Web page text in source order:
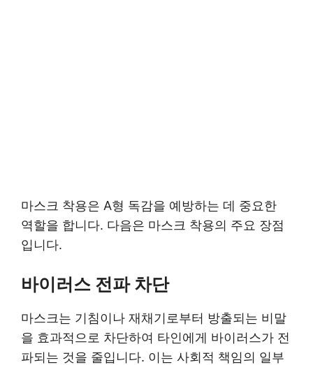
마스크 착용은 A형 독감을 예방하는 데 중요한
역할을 합니다. 다음은 마스크 착용의 주요 장점
입니다.
바이러스 전파 차단
마스크는 기침이나 재채기로부터 방출되는 비말
을 효과적으로 차단하여 타인에게 바이러스가 전
파되는 것을 줄입니다. 이는 사회적 책임의 일부